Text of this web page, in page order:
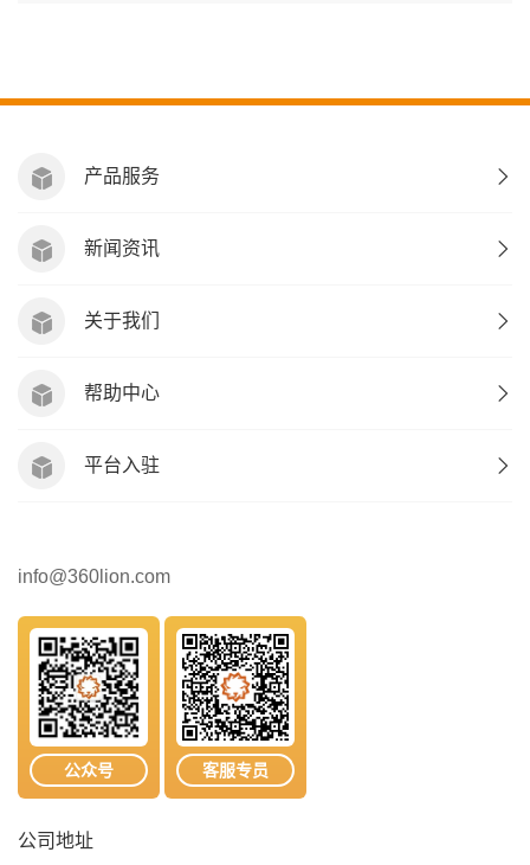
产品服务
新闻资讯
关于我们
帮助中心
平台入驻
info@360lion.com
公众号 客服专员
公司地址